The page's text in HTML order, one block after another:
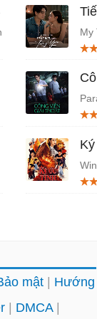
My
Lan
mật
Hướng
DMCA